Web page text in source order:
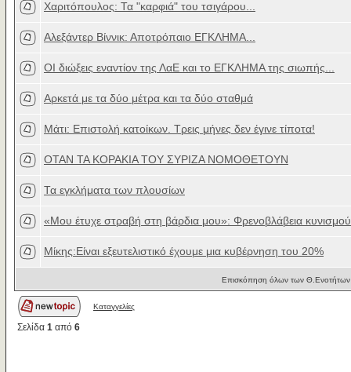
Χαριτόπουλος: Τα "καρφιά" του τσιγάρου...
Αλεξάντερ Βίννικ: Αποτρόπαιο ΕΓΚΛΗΜΑ...
ΟΙ διώξεις εναντίον της ΛαΕ και το ΕΓΚΛΗΜΑ της σιωπής...
Αρκετά με τα δύο μέτρα και τα δύο σταθμά
Μάτι: Επιστολή κατοίκων. Τρεις μήνες δεν έγινε τίποτα!
ΟΤΑΝ ΤΑ ΚΟΡΑΚΙΑ ΤΟΥ ΣΥΡΙΖΑ ΝΟΜΟΘΕΤΟΥΝ
Τα εγκλήματα των πλουσίων
«Μου έτυχε στραβή στη βάρδια μου»: Φρενοβλάβεια
Μίκης:Είναι εξευτελιστικό έχουμε μια κυβέρνηση του 20%
Επισκόπηση όλων των Θ.Ενοτήτων
Καταγγελίες
Σελίδα 1 από 6